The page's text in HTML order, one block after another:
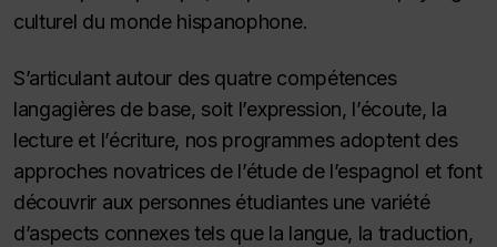
culturel du monde hispanophone.
S’articulant autour des quatre compétences
langagières de base, soit l’expression, l’écoute, la
lecture et l’écriture, nos programmes adoptent des
approches novatrices de l’étude de l’espagnol et font
découvrir aux personnes étudiantes une variété
d’aspects connexes tels que la langue, la traduction,